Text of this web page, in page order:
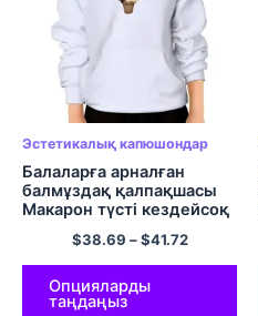
Эстетикалық капюшондар
Балаларға арналған
балмұздақ қалпақшасы
Макарон түсті кездейсоқ
пуловер капюди
Балаларға арналған киім
$38.69 –$41.72
Опцияларды
таңдаңыз